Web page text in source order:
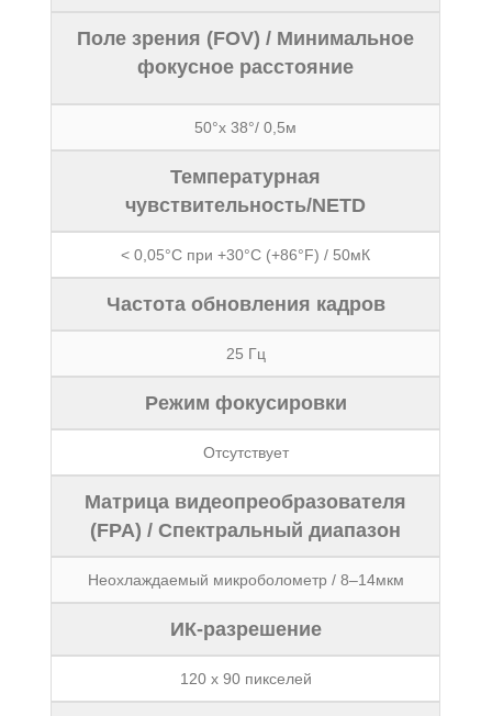
Поле зрения (FOV) / Минимальное
фокусное расстояние
50°x 38°/ 0,5м
Температурная
чувствительность/NETD
< 0,05°C при +30°C (+86°F) / 50мК
Частота обновления кадров
25 Гц
Режим фокусировки
Отсутствует
Матрица видеопреобразователя
(FPA) / Спектральный диапазон
Неохлаждаемый микроболометр / 8–14мкм
ИК-разрешение
120 x 90 пикселей